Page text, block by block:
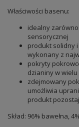
Właściwości basenu:
idealny
sensorycznej
produkt solidny i
wykonany z
pokryty
dzianiny w
zdejmowany
umożliwia
produkt
Skład: 96% bawełna,